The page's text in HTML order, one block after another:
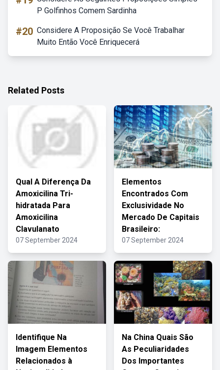
P Golfinhos Comem Sardinha
#20 Considere A Proposição Se Você Trabalhar
Muito Então Você Enriquecerá
Related Posts
Qual A Diferença Da
Amoxicilina Tri-
hidratada Para
Amoxicilina
Clavulanato
07 September 2024
Elementos
Encontrados Com
Exclusividade No
Mercado De Capitais
Brasileiro:
07 September 2024
Identifique Na
Imagem Elementos
Relacionados à
Na China Quais São
As Peculiaridades
Dos Importantes